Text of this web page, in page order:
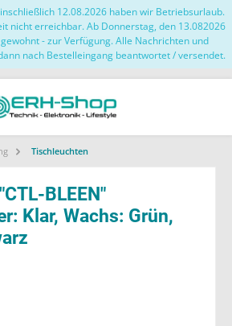
12.08.2026 haben wir Betriebsurlaub.
nicht erreichbar. Ab Donnerstag, den 13.082026
- zur Verfügung. Alle Nachrichten und
nach Bestelleingang beantwortet / versendet.
Tischleuchten
BLEEN"
Klar, Wachs: Grün,